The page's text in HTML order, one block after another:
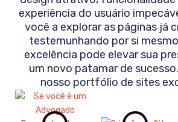
experiência do usuário
você a explorar as páginas já
testemunhando por si
excelência pode elevar sua
um novo patamar de
nosso portfólio de sites